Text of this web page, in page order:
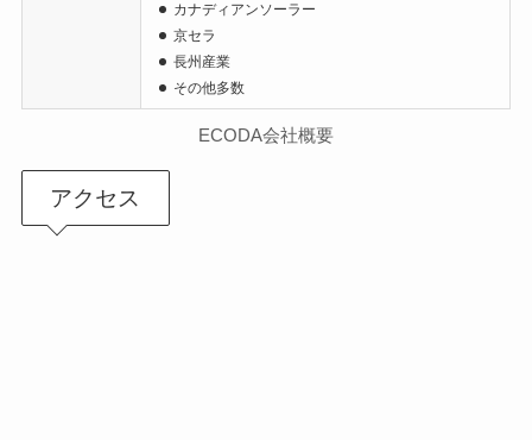
カナディアンソーラー
京セラ
長州産業
その他多数
ECODA会社概要
アクセス